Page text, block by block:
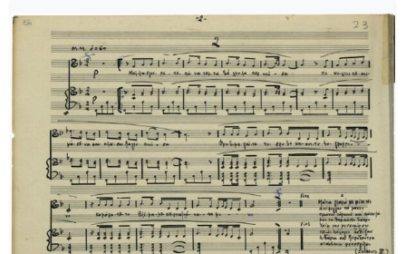
[Φάκελος] GR-As-MTH-003-Sc-019-132-Le feu
[Φάκελος] GR-As-MTH-003-Sc-020-133-[Έργο
[Φάκελος] GR-As-MTH-003-Sc-021-134-Les
[Φάκελος] GR-As-MTH-003-Sc-021-135-Les
[Φάκελος] GR-As-MTH-003-Sc-021-136-
[Φάκελος] GR-As-MTH-003-Sc-022-137-
[Φάκελος] GR-As-MTH-003-Sc-022-138-Σχέδια
[Φάκελος] GR-As-MTH-003-Sc-023-139-
[Φάκελος] GR-As-MTH-003-Sc-023-140-
[Φάκελος] GR-As-MTH-003-Sc-023-141-
[Φάκελος] GR-As-MTH-003-Sc-024-142-